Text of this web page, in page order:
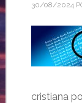
30/08/2024
cristiana